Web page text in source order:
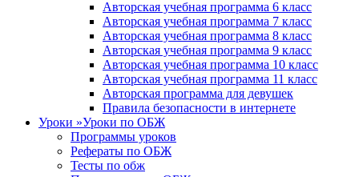
Авторская учебная программа 6 класс
Авторская учебная программа 7 класс
Авторская учебная программа 8 класс
Авторская учебная программа 9 класс
Авторская учебная программа 10 класс
Авторская учебная программа 11 класс
Авторская программа для девушек
Правила безопасности в интернете
Уроки »Уроки по ОБЖ
Программы уроков
Рефераты по ОБЖ
Тесты по обж